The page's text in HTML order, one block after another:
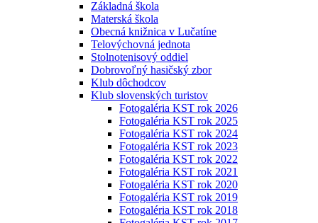
Základná škola
Materská škola
Obecná knižnica v Lučatíne
Telovýchovná jednota
Stolnotenisový oddiel
Dobrovoľný hasičský zbor
Klub dôchodcov
Klub slovenských turistov
Fotogaléria KST rok 2026
Fotogaléria KST rok 2025
Fotogaléria KST rok 2024
Fotogaléria KST rok 2023
Fotogaléria KST rok 2022
Fotogaléria KST rok 2021
Fotogaléria KST rok 2020
Fotogaléria KST rok 2019
Fotogaléria KST rok 2018